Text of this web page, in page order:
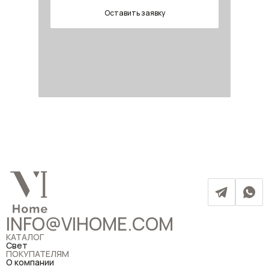
Оставить заявку
INFO@VIHOME.COM
КАТАЛОГ
Свет
ПОКУПАТЕЛЯМ
О компании